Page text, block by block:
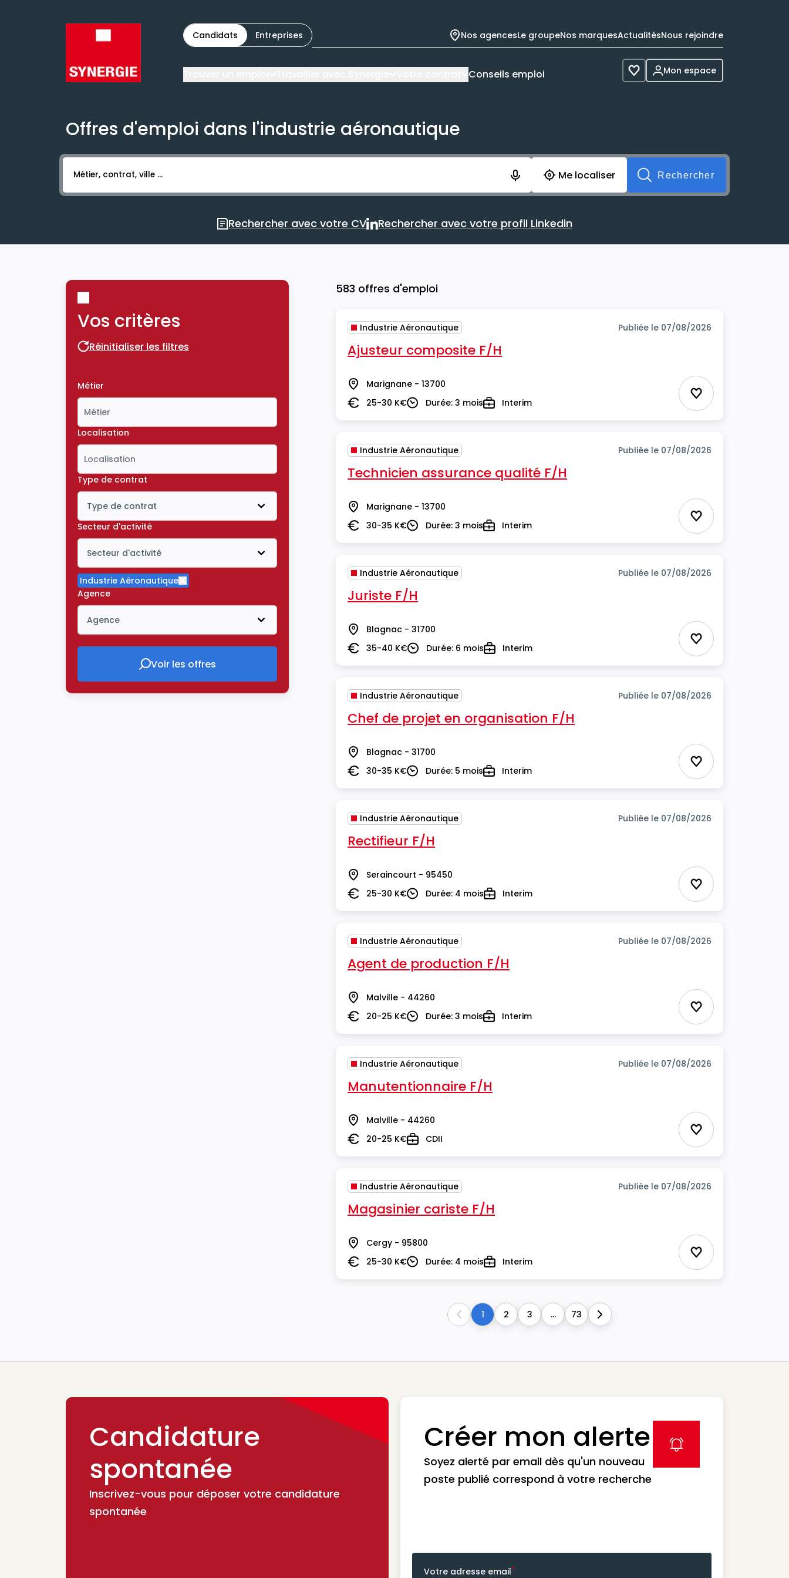
Candidats Entreprises Nos agencesLe groupeNos marquesActualitésNous rejoindre
Conseils emploi Voir les favoris
Mon espace
Offres d'emploi dans l'industrie aéronautique
Activer l’élément pour lancer l’enregistrement. Vous aurez 10 secondes pour enregistrer votre recherche avant soumission du formulaire. Vous
Me localiser
Rechercher
Rechercher avec votre CV
Rechercher avec votre CV
Rechercher avec votre profil Linkedin
Rechercher avec votre profil Linkedin
Vos critères
Réinitialiser les filtres
Réinitialiser les filtres
Métier
Localisation
Type de contrat
Type de contrat
Icône ouvrir la liste déroulante
Secteur d'activité
Secteur d'activité
Icône ouvrir la liste déroulante
Industrie Aéronautique
Supprimer le critère Industrie Aéronautique
Agence
Agence
Icône ouvrir la liste déroulante
Voir les offres
Voir les offres
583 offres d'emploi
Industrie Aéronautique Publiée le 07/08/2026
Ajusteur composite F/H
Lieu Marignane - 13700
Salaire25-30 K€DuréeDurée: 3 moisTypeInterim Ajouter aux
Industrie Aéronautique Publiée le 07/08/2026
Technicien assurance qualité F/H
Lieu Marignane - 13700
Salaire30-35 K€DuréeDurée: 3 moisTypeInterim Ajouter aux
Industrie Aéronautique Publiée le 07/08/2026
Juriste F/H
Lieu Blagnac - 31700
Salaire35-40 K€DuréeDurée: 6 moisTypeInterim Ajouter aux
Industrie Aéronautique Publiée le 07/08/2026
Chef de projet en organisation F/H
Lieu Blagnac - 31700
Salaire30-35 K€DuréeDurée: 5 moisTypeInterim Ajouter aux
Industrie Aéronautique Publiée le 07/08/2026
Rectifieur F/H
Lieu Seraincourt - 95450
Salaire25-30 K€DuréeDurée: 4 moisTypeInterim Ajouter aux
Industrie Aéronautique Publiée le 07/08/2026
Agent de production F/H
Lieu Malville - 44260
Salaire20-25 K€DuréeDurée: 3 moisTypeInterim Ajouter aux
Industrie Aéronautique Publiée le 07/08/2026
Manutentionnaire F/H
Lieu Malville - 44260
Salaire20-25 K€TypeCDII Ajouter aux
Industrie Aéronautique Publiée le 07/08/2026
Magasinier cariste F/H
Lieu Cergy - 95800
Salaire25-30 K€DuréeDurée: 4 moisTypeInterim Ajouter aux
Previous
1 2 3 ... 73 Next
Candidature
spontanée
Inscrivez-vous pour déposer votre candidature
spontanée
Créer mon alerte
Soyez alerté par email dès qu'un nouveau
poste publié correspond à votre recherche
label icon
Votre adresse email*